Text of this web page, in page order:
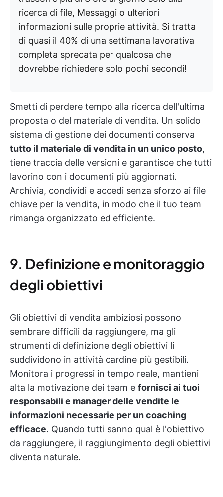
ricerca di file, Messaggi o ulteriori
informazioni sulle proprie attività. Si tratta
di quasi il 40% di una settimana lavorativa
completa sprecata per qualcosa che
dovrebbe richiedere solo pochi secondi!
Smetti di perdere tempo alla ricerca dell'ultima
proposta o del materiale di vendita. Un solido
sistema di gestione dei documenti conserva
tutto il materiale di vendita in un unico posto,
tiene traccia delle versioni e garantisce che tutti
lavorino con i documenti più aggiornati.
Archivia, condividi e accedi senza sforzo ai file
chiave per la vendita, in modo che il tuo team
rimanga organizzato ed efficiente.
9. Definizione e monitoraggio
degli obiettivi
Gli obiettivi di vendita ambiziosi possono
sembrare difficili da raggiungere, ma gli
strumenti di definizione degli obiettivi li
suddividono in attività cardine più gestibili.
Monitora i progressi in tempo reale, mantieni
alta la motivazione dei team e fornisci ai tuoi
responsabili e manager delle vendite le
informazioni necessarie per un coaching
efficace. Quando tutti sanno qual è l'obiettivo
da raggiungere, il raggiungimento degli obiettivi
diventa naturale.